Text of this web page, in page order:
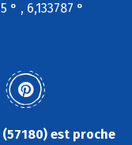
° , 6,133787 °
est proche